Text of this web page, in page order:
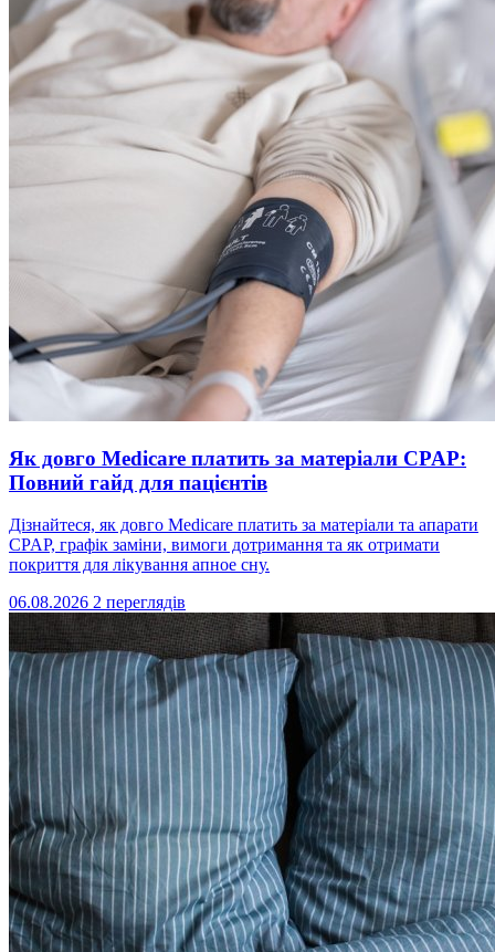
Як довго Medicare платить за матеріали CPAP:
Повний гайд для пацієнтів
Дізнайтеся, як довго Medicare платить за матеріали та апарати
CPAP, графік заміни, вимоги дотримання та як отримати
покриття для лікування апное сну.
06.08.2026 2 переглядів